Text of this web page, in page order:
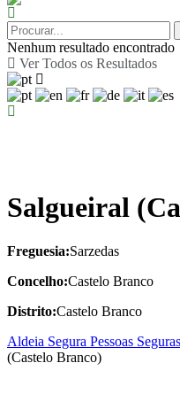
Nenhum resultado encontrado
Ver Todos os Resultados
Salgueiral
Freguesia:Sarzedas
Concelho:Castelo Branco
Distrito:Castelo Branco
Aldeia Segura Pessoas Seguras
(Castelo Branco)